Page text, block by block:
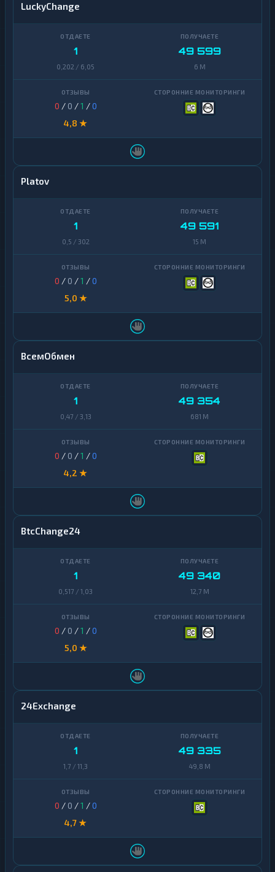
LuckyChange
1
0,202 / 6,05
49 599
6 M
0 / 0 /1 /0
4,8 ★
Platov
1
0,5 / 302
49 591
15 M
0 / 0 /1 /0
5,0 ★
ВсемОбмен
1
0,47 / 3,13
49 354
681 M
0 / 0 /1 /0
4,2 ★
BtcChange24
1
0,517 / 1,03
49 340
12,7 M
0 / 0 /1 /0
5,0 ★
24Exchange
1
1,7 / 11,3
49 335
49,8 M
0 / 0 /1 /0
4,7 ★